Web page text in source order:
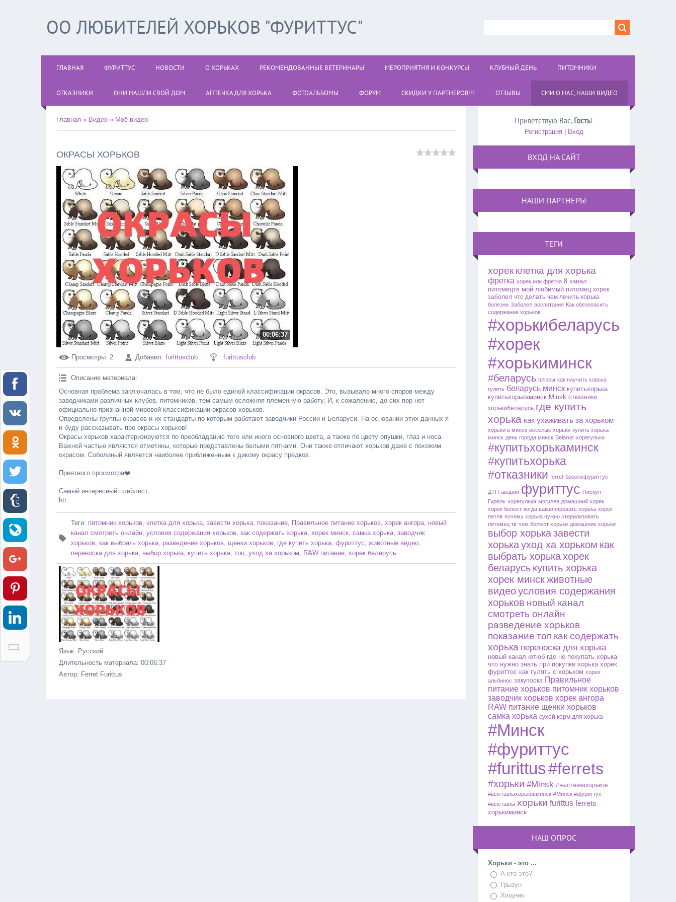
ОО ЛЮБИТЕЛЕЙ ХОРЬКОВ "ФУРИТТУС"
ГЛАВНАЯ ФУРИТТУС НОВОСТИ О ХОРЬКАХ РЕКОМЕНДОВАННЫЕ ВЕТЕРИНАРЫ МЕРОПРИЯТИЯ И КОНКУРСЫ КЛУБНЫЙ ДЕНЬ ПИТОМНИКИ
ОТКАЗНИКИ ОНИ НАШЛИ СВОЙ ДОМ АПТЕЧКА ДЛЯ ХОРЬКА ФОТОАЛЬБОМЫ ФОРУМ СКИДКИ У ПАРТНЕРОВ!!! ОТЗЫВЫ СМИ О НАС, НАШИ ВИДЕО
Главная » Видео » Моё видео
ОКРАСЫ ХОРЬКОВ
00:06:37
Просмотры: 2 Добавил: furittusclub furittusclub
Описание материала:
Основная проблема заключалась в том, что не было единой классификации окрасов. Это, вызывало много споров между
заводчиками различных клубов, питомников, тем самым осложняя племенную работу. И, к сожалению, до сих пор нет
официально признанной мировой классификации окрасов хорьков.
Определены группы окрасов и их стандарты по которым работают заводчики России и Беларуси. На основании этих данных я
и буду рассказывать про окрасы хорьков!
Окрасы хорьков характеризируются по преобладанию того или иного основного цвета, а также по цвету опушки, глаз и носа.
Важной частью являются отметины, которые представлены белыми пятнами. Они также отличают хорьков даже с похожим
окрасом. Соболиный является наиболее приближенным к дикому окрасу предков.
Приятного просмотра❤️
Самый интересный плейлист:
htt...
Теги: питомник хорьков, клетка для хорька, завести хорька, показание, Правильное питание хорьков, хорек ангора, новый
канал смотреть онлайн, условия содержания хорьков, как содержать хорька, хорек минск, самка хорька, заводчик
хорьков, как выбрать хорька, разведение хорьков, щенки хорьков, где купить хорька, фуриттус, животные видео,
переноска для хорька, выбор хорька, купить хорька, топ, уход ха хорьком, RAW питание, хорек беларусь
Язык: Русский
Длительность материала: 00:06:37
Автор: Ferret Furittus
Приветствую Вас, Гость!
Регистрация| Вход
ВХОД НА САЙТ
НАШИ ПАРТНЕРЫ
ТЕГИ
хорек клетка для хорька
фретка хорек или фретка 8 канал
питомецтв мой любимый питомец хорек
заболел что делать чем лечить хорька
болезни Заболел воспитания Как обезопасить
содержание хорьков
#хорькибеларусь
#хорек
#хорькиминск
#беларусь плюсы как научить хорька
гулять беларусь минск купитьхорька
купитьхорькаминск Minsk отказники
хорькибеларусь где купить
хорька как ухаживать за хорьком
хорьки в минск веселые хорьки купить хорька
минск день города минск Belarus хорегульки
#купитьхорькаминск
#купитьхорька
#отказники ferret броолхфуриттус
ДТП аварии фуриттус Пискун
Гирель хорегулька могилев домашний хорек
хорек болеет когда вакцинировать хорька хорек
петля почему хорька нужно стерилизовать
питомец тв чем болеют хорьки домашние хорьки
выбор хорька завести
хорька уход ха хорьком как
выбрать хорька хорек
беларусь купить хорька
хорек минск животные
видео условия содержания
хорьков новый канал
смотреть онлайн
разведение хорьков
показание топ как содержать
хорька переноска для хорька
новый канал ютюб где не покупать хорька
что нужно знать при покупки хорька хорек
фуриттос как гулять с хорьком хорек
альбинос закупорка Правильное
питание хорьков питомник хорьков
заводчик хорьков хорек ангора
RAW питание щенки хорьков
самка хорька сухой корм для хорька
#Минск
#фуриттус
#furittus#ferrets
#хорьки #Minsk #выставкахорьков
#выставкахорьковминск #Минск #фуриттус
#выставка хорьки furittus ferrets
хорькиминск
НАШ ОПРОС
Хорьки - это ...
А кто это?
Грызун
Хищник